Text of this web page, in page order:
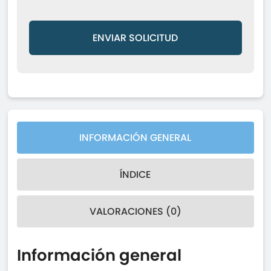
ENVIAR SOLICITUD
INFORMACIÓN GENERAL
ÍNDICE
VALORACIONES (0)
Información general